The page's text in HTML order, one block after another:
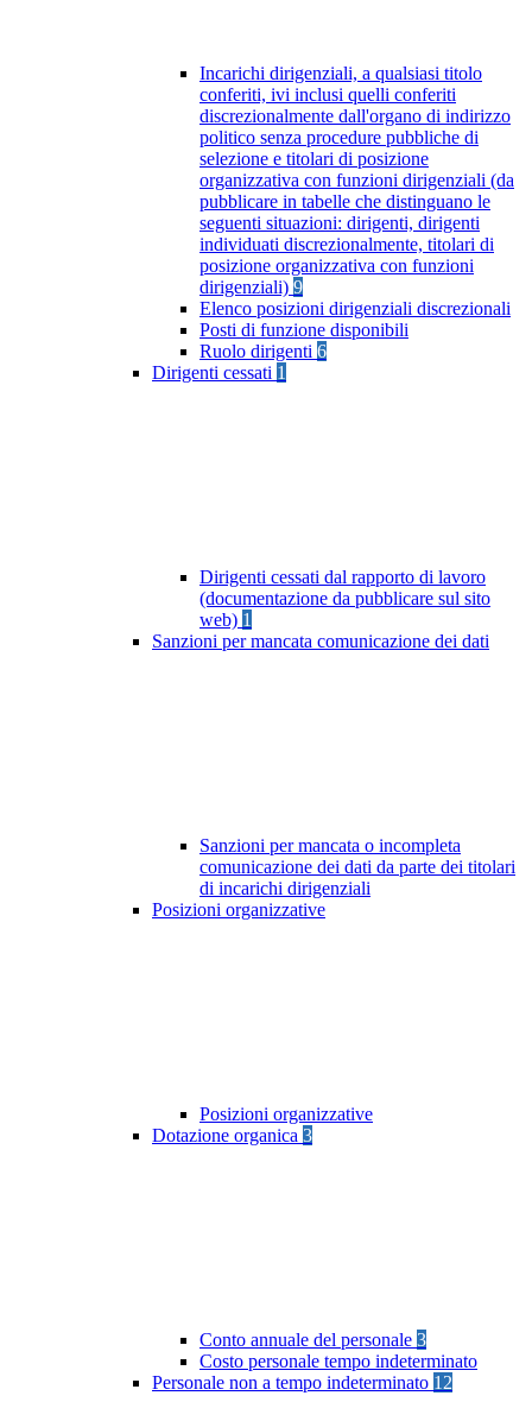
Incarichi dirigenziali, a qualsiasi titolo
conferiti, ivi inclusi quelli conferiti
discrezionalmente dall'organo di indirizzo
politico senza procedure pubbliche di
selezione e titolari di posizione
organizzativa con funzioni dirigenziali (da
pubblicare in tabelle che distinguano le
seguenti situazioni: dirigenti, dirigenti
individuati discrezionalmente, titolari di
posizione organizzativa con funzioni
dirigenziali) 9
Elenco posizioni dirigenziali discrezionali
Posti di funzione disponibili
Ruolo dirigenti 6
Dirigenti cessati 1
Dirigenti cessati dal rapporto di lavoro
(documentazione da pubblicare sul sito
web) 1
Sanzioni per mancata comunicazione dei dati
Sanzioni per mancata o incompleta
comunicazione dei dati da parte dei titolari
di incarichi dirigenziali
Posizioni organizzative
Posizioni organizzative
Dotazione organica 3
Conto annuale del personale 3
Costo personale tempo indeterminato
Personale non a tempo indeterminato 12